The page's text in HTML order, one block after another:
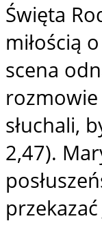
Święta
miłością
scena
rozmowie
słuchali,
2,47).